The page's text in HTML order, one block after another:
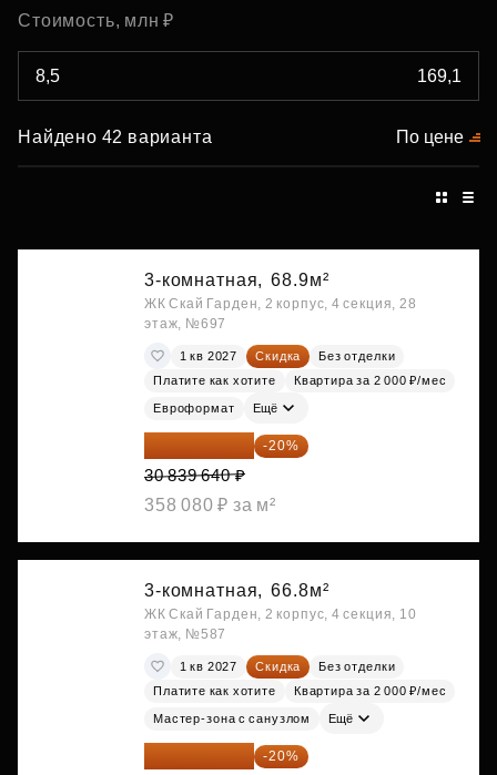
Стоимость, млн ₽
Найдено 42 варианта По цене
3-комнатная, 68.9м²
ЖК Скай Гарден, 2 корпус, 4 секция, 28
этаж, №697
1 кв 2027 Скидка
Без отделки
Платите как хотите
Квартира за 2 000 ₽/мес
Евроформат Ещё
24 671 712 ₽ -20%
30 839 640 ₽
358 080 ₽ за м²
3-комнатная, 66.8м²
ЖК Скай Гарден, 2 корпус, 4 секция, 10
этаж, №587
1 кв 2027 Скидка
Без отделки
Платите как хотите
Квартира за 2 000 ₽/мес
Мастер-зона с санузлом Ещё
24 935 104 ₽ -20%